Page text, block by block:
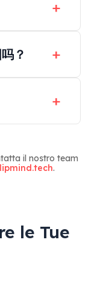
？
il nostro team
.
le Tue